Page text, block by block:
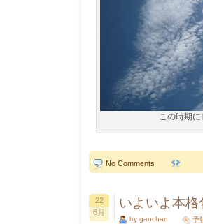
この時期
No Comments
22
6月
いよいよ本格
by ganchan 予